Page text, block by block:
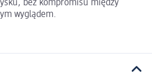
bez kompromisu między
wyglądem.